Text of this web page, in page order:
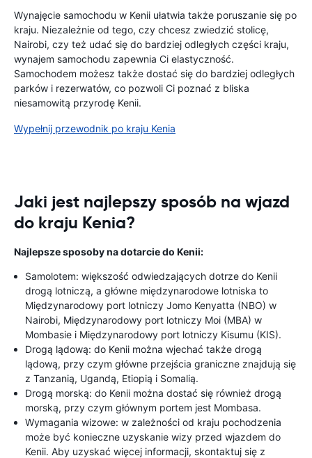
Wynajęcie samochodu w Kenii ułatwia także poruszanie się po
kraju. Niezależnie od tego, czy chcesz zwiedzić stolicę,
Nairobi, czy też udać się do bardziej odległych części kraju,
wynajem samochodu zapewnia Ci elastyczność.
Samochodem możesz także dostać się do bardziej odległych
parków i rezerwatów, co pozwoli Ci poznać z bliska
niesamowitą przyrodę Kenii.
Wypełnij przewodnik po kraju Kenia
Jaki jest najlepszy sposób na wjazd
do kraju Kenia?
Najlepsze sposoby na dotarcie do Kenii:
Samolotem: większość odwiedzających dotrze do Kenii
drogą lotniczą, a główne międzynarodowe lotniska to
Międzynarodowy port lotniczy Jomo Kenyatta (NBO) w
Nairobi, Międzynarodowy port lotniczy Moi (MBA) w
Mombasie i Międzynarodowy port lotniczy Kisumu (KIS).
Drogą lądową: do Kenii można wjechać także drogą
lądową, przy czym główne przejścia graniczne znajdują się
z Tanzanią, Ugandą, Etiopią i Somalią.
Drogą morską: do Kenii można dostać się również drogą
morską, przy czym głównym portem jest Mombasa.
Wymagania wizowe: w zależności od kraju pochodzenia
może być konieczne uzyskanie wizy przed wjazdem do
Kenii. Aby uzyskać więcej informacji, skontaktuj się z